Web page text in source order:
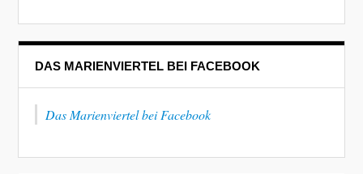
DAS MARIENVIERTEL BEI FACEBOOK
Das Marienviertel bei Facebook